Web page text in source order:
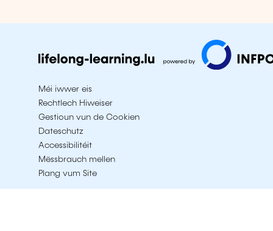
Méi iwwer eis
Rechtlech Hiweiser
Gestioun vun de Cookien
Dateschutz
Accessibilitéit
Mëssbrauch mellen
Plang vum Site